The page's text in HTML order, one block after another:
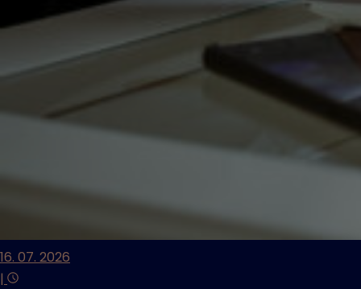
16. 07. 2026
|